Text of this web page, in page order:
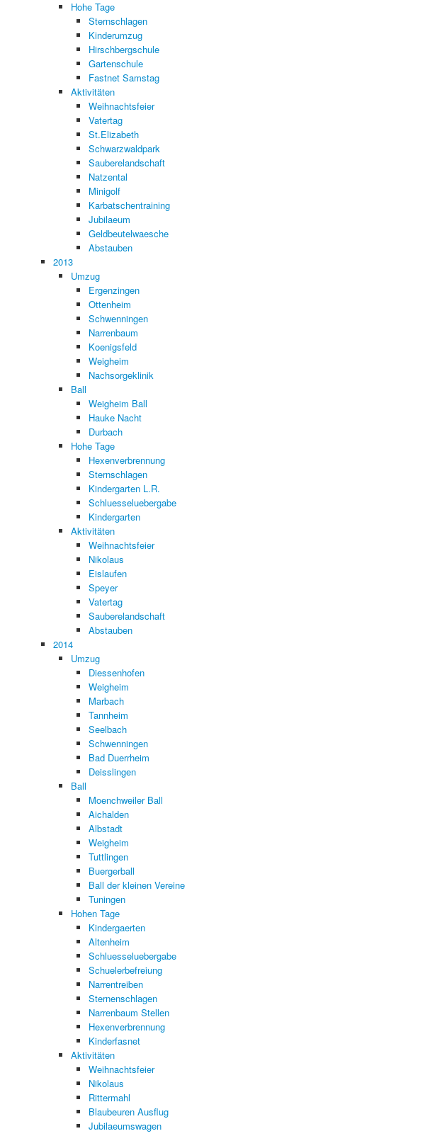
Hohe Tage
Sternschlagen
Kinderumzug
Hirschbergschule
Gartenschule
Fastnet Samstag
Aktivitäten
Weihnachtsfeier
Vatertag
St.Elizabeth
Schwarzwaldpark
Sauberelandschaft
Natzental
Minigolf
Karbatschentraining
Jubilaeum
Geldbeutelwaesche
Abstauben
2013
Umzug
Ergenzingen
Ottenheim
Schwenningen
Narrenbaum
Koenigsfeld
Weigheim
Nachsorgeklinik
Ball
Weigheim Ball
Hauke Nacht
Durbach
Hohe Tage
Hexenverbrennung
Sternschlagen
Kindergarten L.R.
Schluesseluebergabe
Kindergarten
Aktivitäten
Weihnachtsfeier
Nikolaus
Eislaufen
Speyer
Vatertag
Sauberelandschaft
Abstauben
2014
Umzug
Diessenhofen
Weigheim
Marbach
Tannheim
Seelbach
Schwenningen
Bad Duerrheim
Deisslingen
Ball
Moenchweiler Ball
Aichalden
Albstadt
Weigheim
Tuttlingen
Buergerball
Ball der kleinen Vereine
Tuningen
Hohen Tage
Kindergaerten
Altenheim
Schluesseluebergabe
Schuelerbefreiung
Narrentreiben
Sternenschlagen
Narrenbaum Stellen
Hexenverbrennung
Kinderfasnet
Aktivitäten
Weihnachtsfeier
Nikolaus
Rittermahl
Blaubeuren Ausflug
Jubilaeumswagen